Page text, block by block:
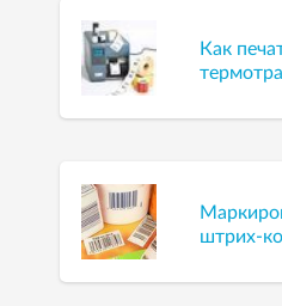
Как
штрих-